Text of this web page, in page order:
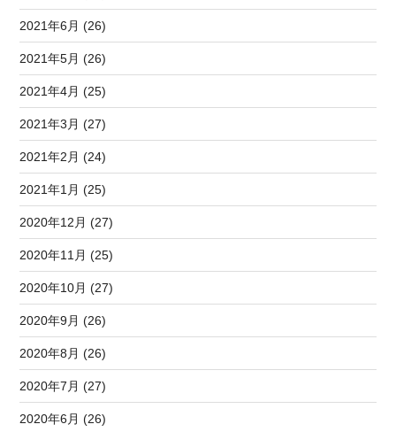
2021年6月 (26)
2021年5月 (26)
2021年4月 (25)
2021年3月 (27)
2021年2月 (24)
2021年1月 (25)
2020年12月 (27)
2020年11月 (25)
2020年10月 (27)
2020年9月 (26)
2020年8月 (26)
2020年7月 (27)
2020年6月 (26)